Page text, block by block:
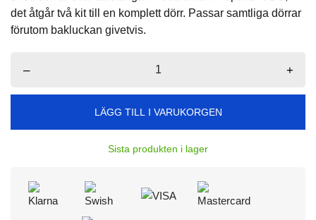
det åtgår två kit till en komplett dörr. Passar samtliga dörrar
förutom bakluckan givetvis.
– +
LÄGG TILL I VARUKORGEN
Sista produkten i lager